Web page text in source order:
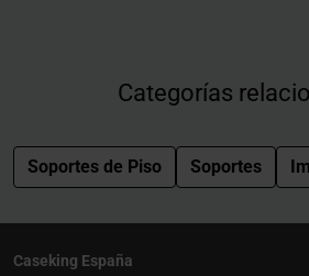
Categorías
Soportes de Piso Soportes
Caseking España